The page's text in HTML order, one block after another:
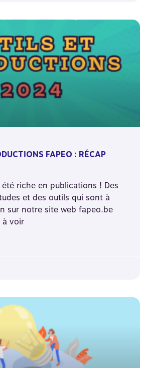
FAPEO : RÉCAP
été riche en publications ! Des
et des outils qui sont à
sur notre site web fapeo.be
à voir